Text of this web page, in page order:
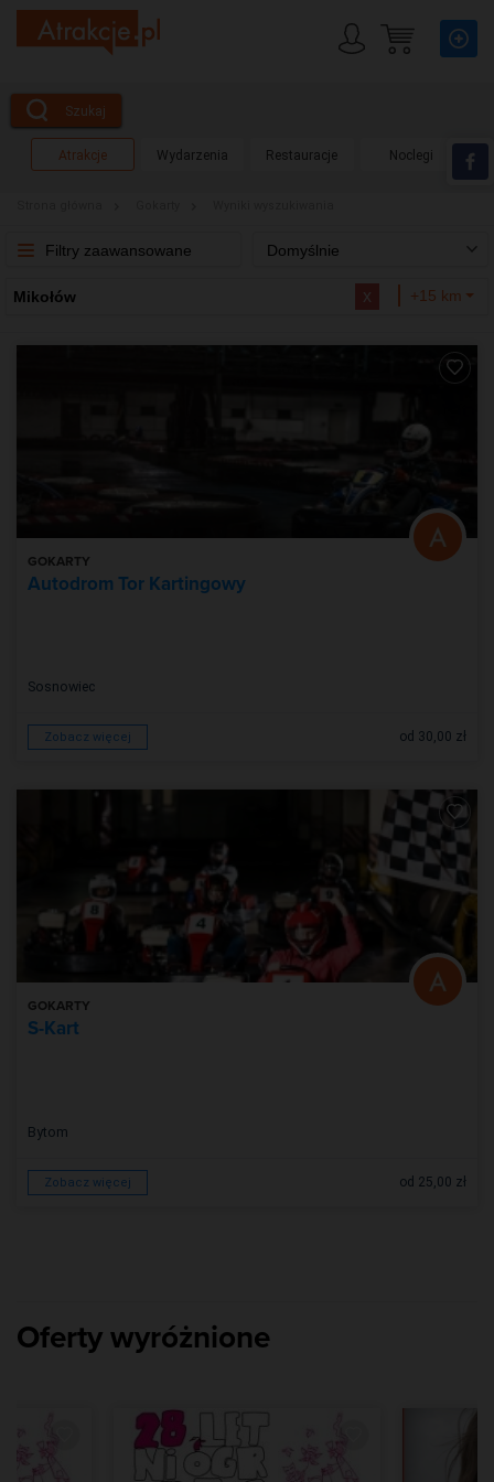
Szukaj
Atrakcje Wydarzenia Restauracje Noclegi
Filtry zaawansowane Domyślnie
Mikołów x +15 km
GOKARTY
Autodrom Tor Kartingowy
Sosnowiec
Zobacz więcej od 30,00 zł
GOKARTY
S-Kart
Bytom
Zobacz więcej od 25,00 zł
Oferty wyróżnione